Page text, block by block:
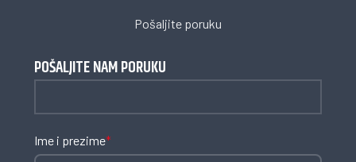
Pošaljite poruku
POŠALJITE NAM PORUKU
Ime i prezime*